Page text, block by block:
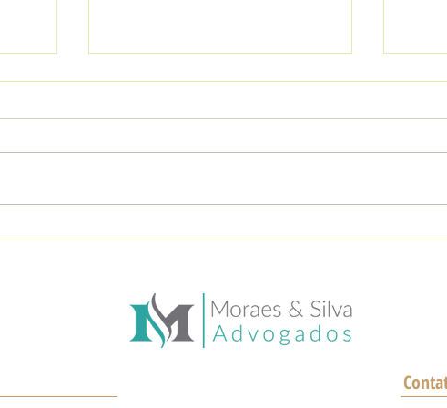
mais cedo!